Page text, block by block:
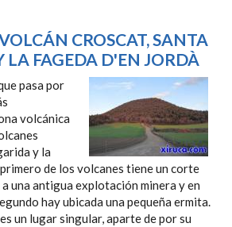
CROSCAT, SANTA
LA FAGEDA D'EN JORDÀ
pasa por
volcánica
y la
de los volcanes tiene un corte
una antigua explotación minera y en
hay ubicada una pequeña ermita.
un lugar singular, aparte de por su